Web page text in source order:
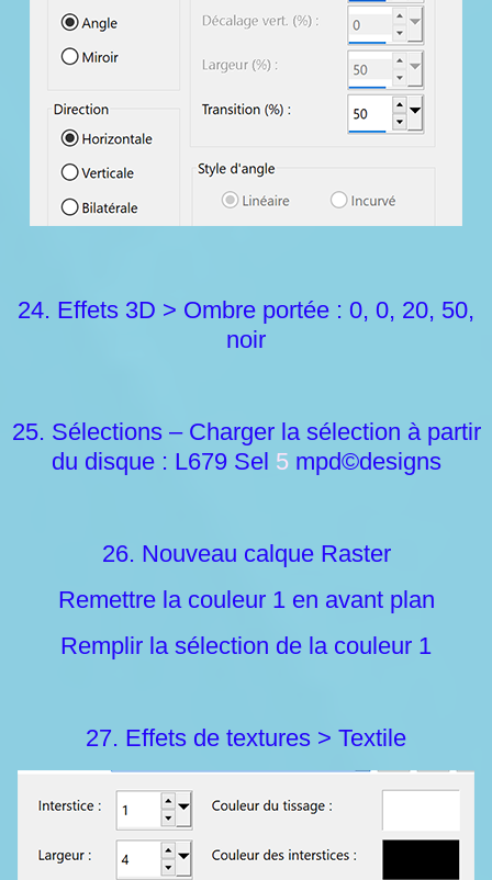
24. Effets 3D > Ombre portée : 0, 0, 20, 50,
noir
25. Sélections – Charger la sélection à partir
du disque : L679 Sel 5mpd©designs
26. Nouveau calque Raster
Remettre la couleur 1 en avant plan
Remplir la sélection de la couleur 1
27. Effets de textures > Textile